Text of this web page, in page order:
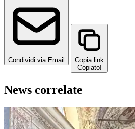
Condividi via Email
Copia link
Copiato!
News correlate